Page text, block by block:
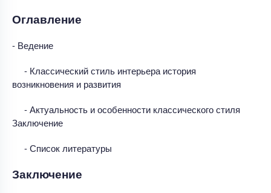
Оглавление
- Ведение
- Классический стиль интерьера история
возникновения и развития
- Актуальность и особенности классического стиля
Заключение
- Список литературы
Заключение